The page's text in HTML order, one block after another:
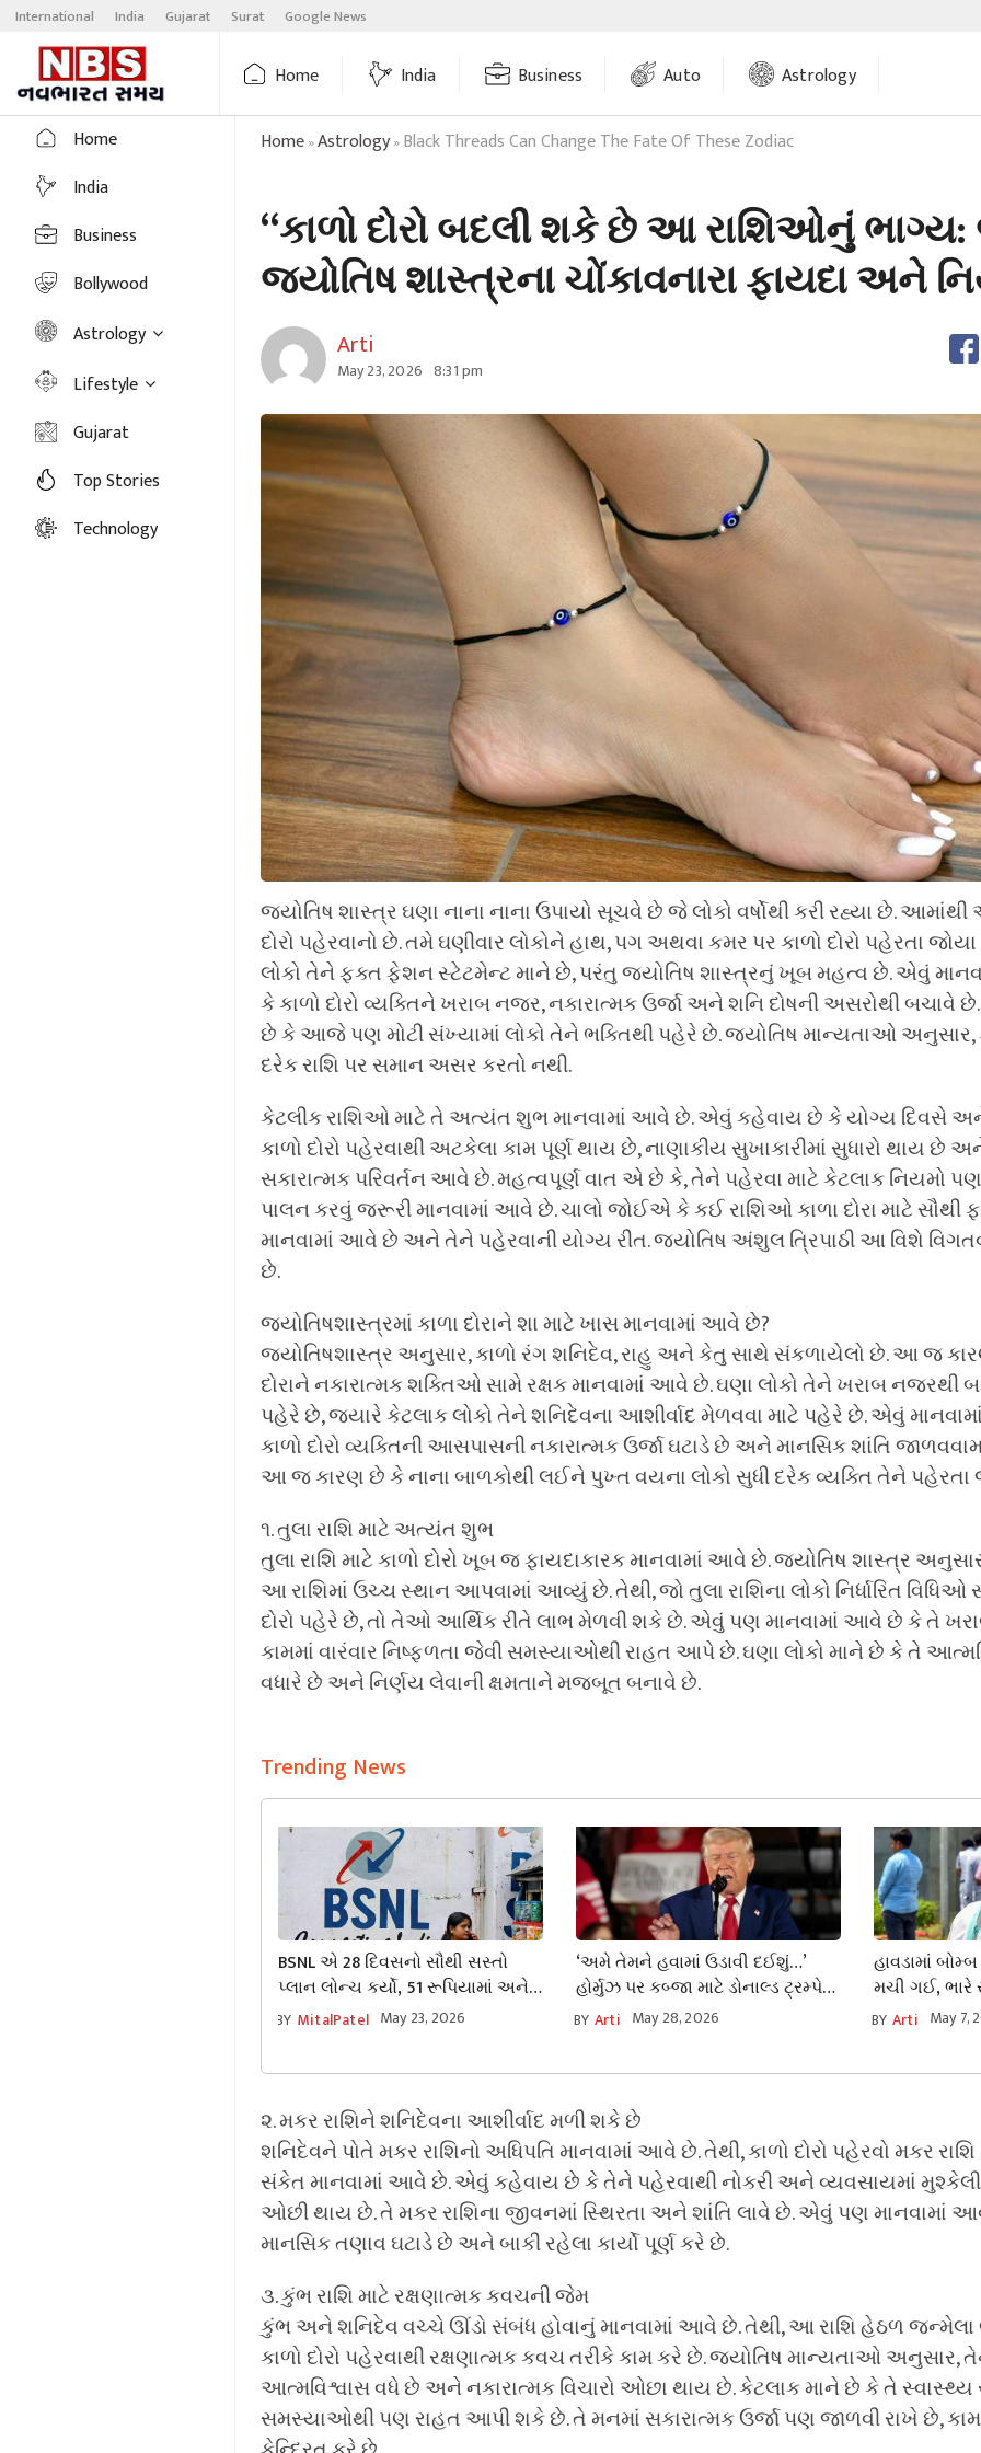
Skip
content
International India Gujarat Surat Google News
Home India Business Auto Astrology
Home
India
Business
Bollywood
Astrology
Lifestyle
Gujarat
Top Stories
Technology
Home»Astrology»Black Threads Can Change The Fate Of These Zodiac
“કાળો દોરો બદલી શકે છે આ રાશિઓનું ભાગ્ય:
જ્યોતિષ શાસ્ત્રના ચોંકાવનારા ફાયદા અને
Arti
May 23, 2026 8:31 pm
જ્યોતિષ શાસ્ત્ર ઘણા નાના નાના ઉપાયો સૂચવે છે જે લોકો વર્ષોથી કરી રહ્યા છે.
દોરો પહેરવાનો છે. તમે ઘણીવાર લોકોને હાથ, પગ અથવા કમર પર કાળો દોરો પહેરતા
લોકો તેને ફક્ત ફેશન સ્ટેટમેન્ટ માને છે, પરંતુ જ્યોતિષ શાસ્ત્રનું ખૂબ મહત્વ છે. એવું
કે કાળો દોરો વ્યક્તિને ખરાબ નજર, નકારાત્મક ઉર્જા અને શનિ દોષની અસરોથી
છે કે આજે પણ મોટી સંખ્યામાં લોકો તેને ભક્તિથી પહેરે છે. જ્યોતિષ માન્યતાઓ અનુસાર,
દરેક રાશિ પર સમાન અસર કરતો નથી.
કેટલીક રાશિઓ માટે તે અત્યંત શુભ માનવામાં આવે છે. એવું કહેવાય છે કે યોગ્ય દિવસે
કાળો દોરો પહેરવાથી અટકેલા કામ પૂર્ણ થાય છે, નાણાકીય સુખાકારીમાં સુધારો થાય છે
સકારાત્મક પરિવર્તન આવે છે. મહત્વપૂર્ણ વાત એ છે કે, તેને પહેરવા માટે કેટલાક નિયમો
પાલન કરવું જરૂરી માનવામાં આવે છે. ચાલો જોઈએ કે કઈ રાશિઓ કાળા દોરા માટે સૌથી
માનવામાં આવે છે અને તેને પહેરવાની યોગ્ય રીત. જ્યોતિષ અંશુલ ત્રિપાઠી આ વિશે
છે.
જ્યોતિષશાસ્ત્રમાં કાળા દોરાને શા માટે ખાસ માનવામાં આવે છે?
જ્યોતિષશાસ્ત્ર અનુસાર, કાળો રંગ શનિદેવ, રાહુ અને કેતુ સાથે સંકળાયેલો છે. આ જ
દોરાને નકારાત્મક શક્તિઓ સામે રક્ષક માનવામાં આવે છે. ઘણા લોકો તેને ખરાબ નજરથી
પહેરે છે, જ્યારે કેટલાક લોકો તેને શનિદેવના આશીર્વાદ મેળવવા માટે પહેરે છે. એવું
કાળો દોરો વ્યક્તિની આસપાસની નકારાત્મક ઉર્જા ઘટાડે છે અને માનસિક શાંતિ
આ જ કારણ છે કે નાના બાળકોથી લઈને પુખ્ત વયના લોકો સુધી દરેક વ્યક્તિ તેને પહેરતા
૧. તુલા રાશિ માટે અત્યંત શુભ
તુલા રાશિ માટે કાળો દોરો ખૂબ જ ફાયદાકારક માનવામાં આવે છે. જ્યોતિષ શાસ્ત્ર
આ રાશિમાં ઉચ્ચ સ્થાન આપવામાં આવ્યું છે. તેથી, જો તુલા રાશિના લોકો નિર્ધારિત વિધિઓ
દોરો પહેરે છે, તો તેઓ આર્થિક રીતે લાભ મેળવી શકે છે. એવું પણ માનવામાં આવે છે કે તે
કામમાં વારંવાર નિષ્ફળતા જેવી સમસ્યાઓથી રાહત આપે છે. ઘણા લોકો માને છે કે તે
વધારે છે અને નિર્ણય લેવાની ક્ષમતાને મજબૂત બનાવે છે.
Trending News
BSNL એ 28 દિવસનો સૌથી સસ્તો
પ્લાન લોન્ચ કર્યો, 51 રૂપિયામાં અનેક
ફાયદાઓ આપી રહ્યો છે
BY MitalPatel May 23, 2026
‘અમે તેમને હવામાં ઉડાવી દઈશું…’
હોર્મુઝ પર કબ્જા માટે ડોનાલ્ડ ટ્રમ્પે
ઈરાન પછી હવે આ દેશને આપી દીધી
BY Arti May 28, 2026
હાવડામાં
મચી ગઈ, ભારે
તૈનાત,
BY Arti May 7,
૨. મકર રાશિને શનિદેવના આશીર્વાદ મળી શકે છે
શનિદેવને પોતે મકર રાશિનો અધિપતિ માનવામાં આવે છે. તેથી, કાળો દોરો પહેરવો મકર
સંકેત માનવામાં આવે છે. એવું કહેવાય છે કે તેને પહેરવાથી નોકરી અને વ્યવસાયમાં
ઓછી થાય છે. તે મકર રાશિના જીવનમાં સ્થિરતા અને શાંતિ લાવે છે. એવું પણ માનવામાં
માનસિક તણાવ ઘટાડે છે અને બાકી રહેલા કાર્યો પૂર્ણ કરે છે.
૩. કુંભ રાશિ માટે રક્ષણાત્મક કવચની જેમ
કુંભ અને શનિદેવ વચ્ચે ઊંડો સંબંધ હોવાનું માનવામાં આવે છે. તેથી, આ રાશિ હેઠળ જન્મેલા
કાળો દોરો પહેરવાથી રક્ષણાત્મક કવચ તરીકે કામ કરે છે. જ્યોતિષ માન્યતાઓ અનુસાર,
આત્મવિશ્વાસ વધે છે અને નકારાત્મક વિચારો ઓછા થાય છે. કેટલાક માને છે કે તે
સમસ્યાઓથી પણ રાહત આપી શકે છે. તે મનમાં સકારાત્મક ઉર્જા પણ જાળવી રાખે છે,